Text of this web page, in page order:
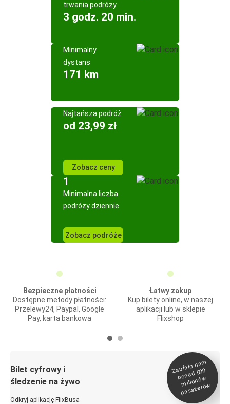
trwania podróży
3 godz. 20 min.
Minimalny
dystans
171 km
Najtańsza podróż
od 23,99 zł
Zobacz ceny
1
Minimalna liczba
podróży dziennie
Zobacz podróże
Bezpieczne płatności
Dostępne metody płatności:
Przelewy24, Paypal, Google
Pay, karta bankowa
Łatwy zakup
Kup bilety online, w naszej
aplikacji lub w sklepie
Flixshop
Bilet cyfrowy i
śledzenie na żywo
Odkryj aplikację FlixBusa
Zaufało na
m
ponad 500
milionó
w
pasażeró
w